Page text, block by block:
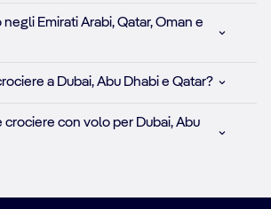
Emirati Arabi, Qatar, Oman e
a Dubai, Abu Dhabi e Qatar?
crociere con volo per Dubai, Abu